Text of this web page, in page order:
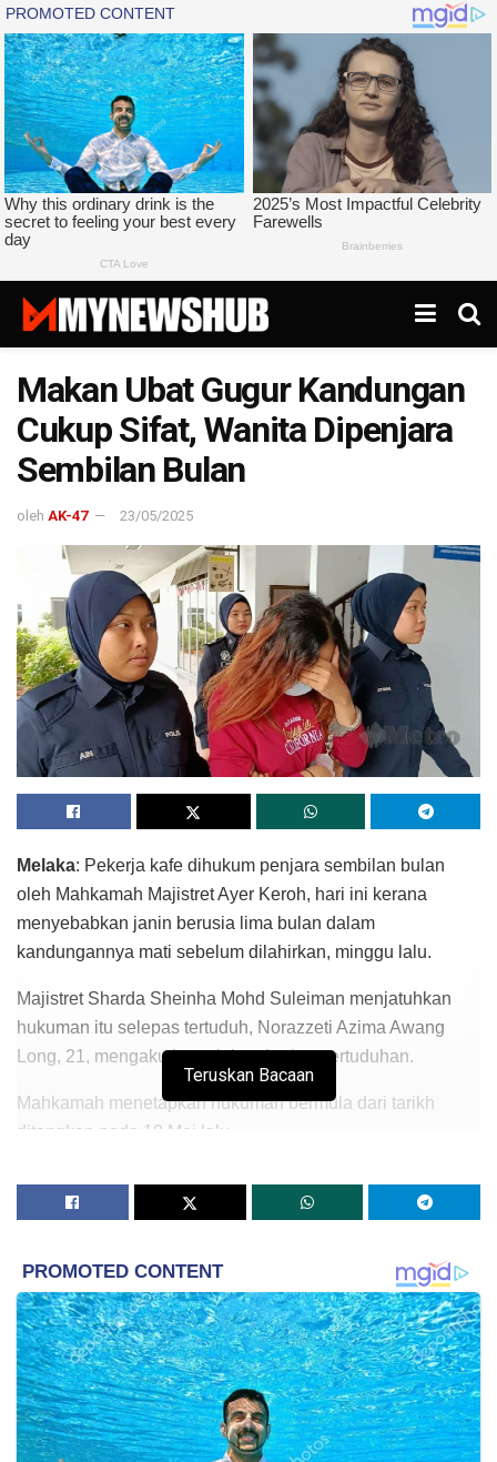
Makan Ubat Gugur Kandungan
Cukup Sifat, Wanita Dipenjara
Sembilan Bulan
oleh AK-47 23/05/2025
Melaka: Pekerja kafe dihukum penjara sembilan bulan
oleh Mahkamah Majistret Ayer Keroh, hari ini kerana
menyebabkan janin berusia lima bulan dalam
kandungannya mati sebelum dilahirkan, minggu lalu.
Majistret Sharda Sheinha Mohd Suleiman menjatuhkan
hukuman itu selepas tertuduh, Norazzeti Azima Awang
Long, 21, mengaku bersalah terhadap pertuduhan.
Mahkamah menetapkan hukuman bermula dari tarikh
ditangkap pada 19 Mei lalu.
‘misoprostol’ dengan niat untuk menghalang bayi daripada
bilik di kondominium di sini, kira-kira 10 malam, 12 Mei
lalu.
Kesalahan didakwa mengikut Seksyen 315 Kanun
Keseksaan yang sabit kesalahan boleh dipenjara
sehingga 10 tahun atau denda atau dengan kedua-
duanya.
Teruskan Bacaan